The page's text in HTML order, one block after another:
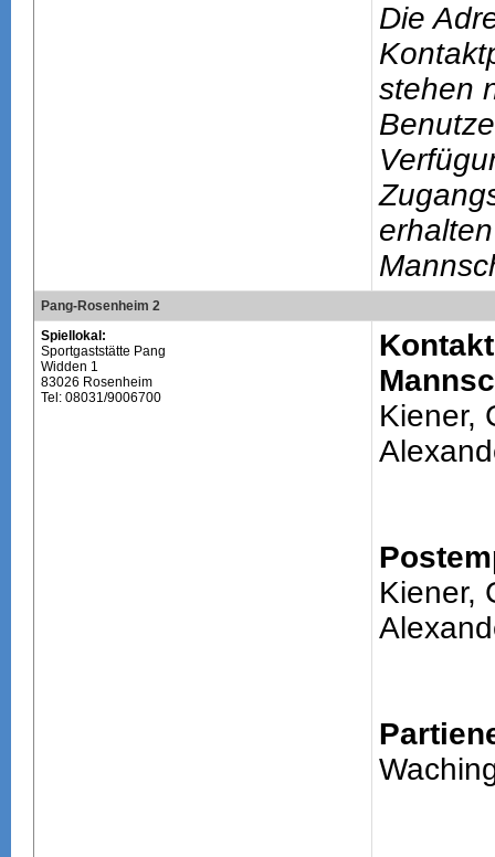
Die
stehen
Pang-Rosenheim 2
Spiellokal:
Sportgaststätte Pang
Widden 1
83026 Rosenheim
Tel: 08031/9006700
Kiener,
Kiener,